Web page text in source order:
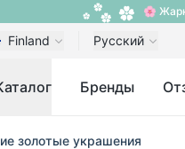
🌸
Finland Русский
Бренды
золотые украшения